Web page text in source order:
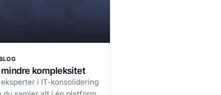
kompleksitet
i IT-konsolidering